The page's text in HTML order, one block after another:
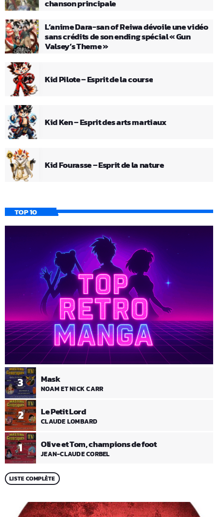
chanson principale
L’anime Dara-san of Reiwa dévoile une vidéo
sans crédits de son ending spécial « Gun
Valsey’s Theme »
Kid Pilote – Esprit de la course
Kid Ken – Esprit des arts martiaux
Kid Fourasse – Esprit de la nature
TOP 10
1 Olive et Tom, champions de foot
JEAN-CLAUDE CORBEL
2 Le Petit Lord
CLAUDE LOMBARD
3 Mask
NOAM ET NICK CARR
LISTE COMPLÈTE